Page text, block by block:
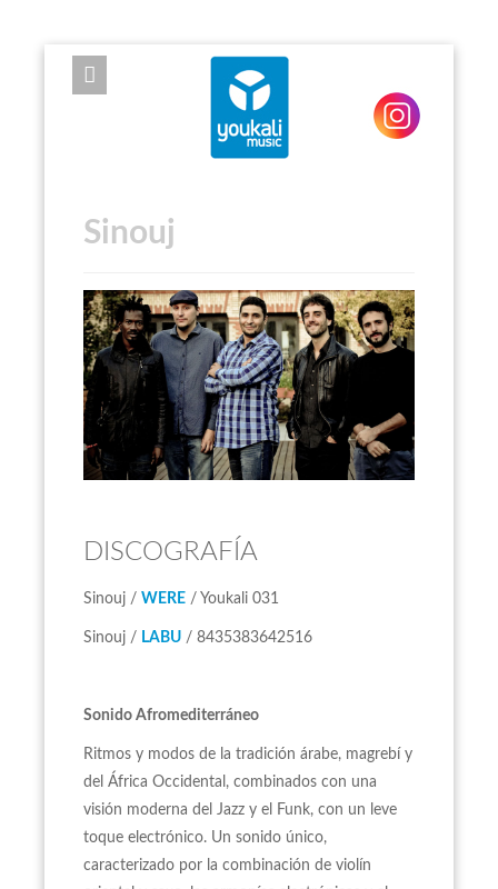
EXPOSE FRAMEWORK FOR JOOMLA 2.5 AND 3.0+
Sinouj
DISCOGRAFÍA
Sinouj / WERE / Youkali 031
Sinouj / LABU / 8435383642516
Sonido Afromediterráneo
Ritmos y modos de la tradición árabe, magrebí y
del África Occidental, combinados con una
visión moderna del Jazz y el Funk, con un leve
toque electrónico. Un sonido único,
caracterizado por la combinación de violín